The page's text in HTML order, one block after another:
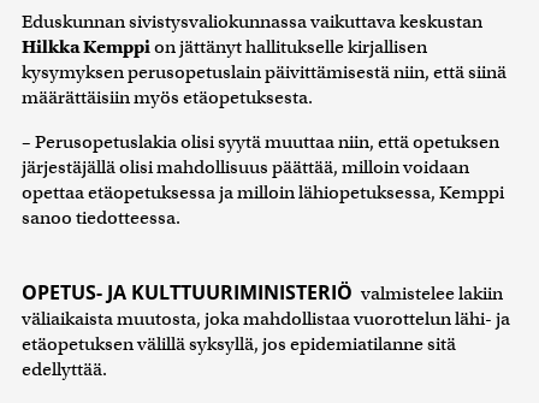
Eduskunnan sivistysvaliokunnassa vaikuttava keskustan
Hilkka Kemppion jättänyt hallitukselle kirjallisen
kysymyksen perusopetuslain päivittämisestä niin, että siinä
määrättäisiin myös etäopetuksesta.
– Perusopetuslakia olisi syytä muuttaa niin, että opetuksen
järjestäjällä olisi mahdollisuus päättää, milloin voidaan
opettaa etäopetuksessa ja milloin lähiopetuksessa, Kemppi
sanoo tiedotteessa.
OPETUS- JA KULTTUURIMINISTERIÖ valmistelee lakiin
väliaikaista muutosta, joka mahdollistaa vuorottelun lähi- ja
etäopetuksen välillä syksyllä, jos epidemiatilanne sitä
edellyttää.